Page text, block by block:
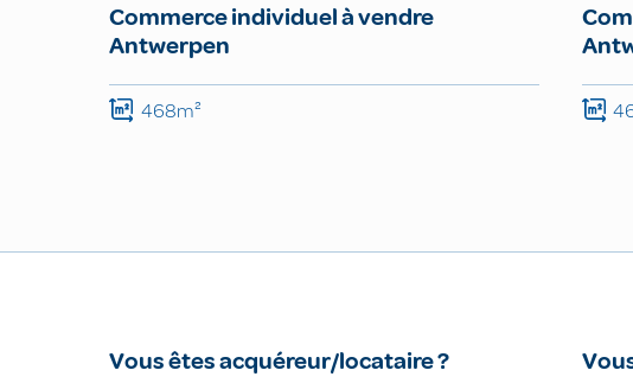
Commerce individuel à vendre
Antwerpen
468m²
Vous êtes acquéreur/locataire ?